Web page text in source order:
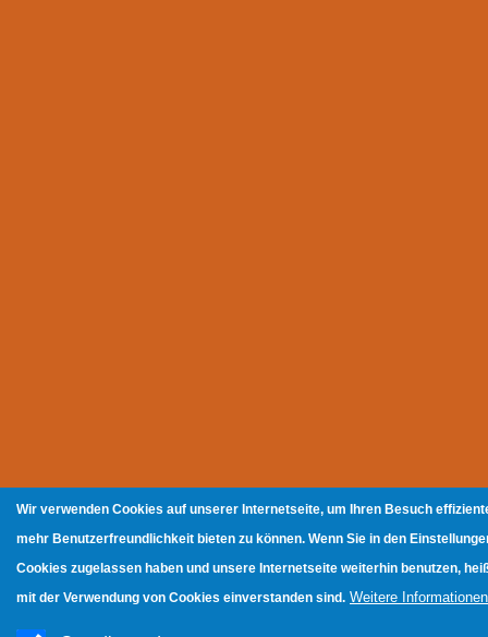
Wir verwenden Cookies auf unserer Internetseite, um Ihren Besuch
mehr Benutzerfreundlichkeit bieten zu können. Wenn Sie in den
Cookies zugelassen haben und unsere Internetseite weiterhin benutzen,
mit der Verwendung von Cookies einverstanden sind. Weitere Informationen